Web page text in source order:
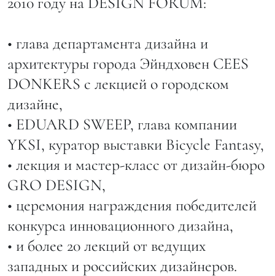
• глава департамента дизайна и
архитектуры города Эйндховен CEES
DONKERS с лекцией о городском
дизайне,
• EDUARD SWEEP, глава компании
YKSI, куратор выставки Bicycle Fantasy,
• лекция и мастер-класс от дизайн-бюро
GRO DESIGN,
• церемония награждения победителей
конкурса инновационного дизайна,
• и более 20 лекций от ведущих
западных и российских дизайнеров.